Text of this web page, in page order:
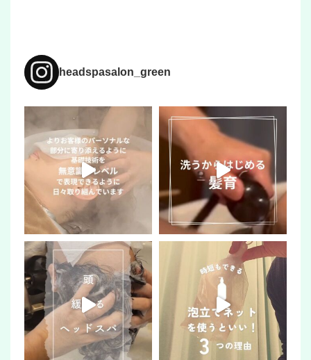
headspasalon_green